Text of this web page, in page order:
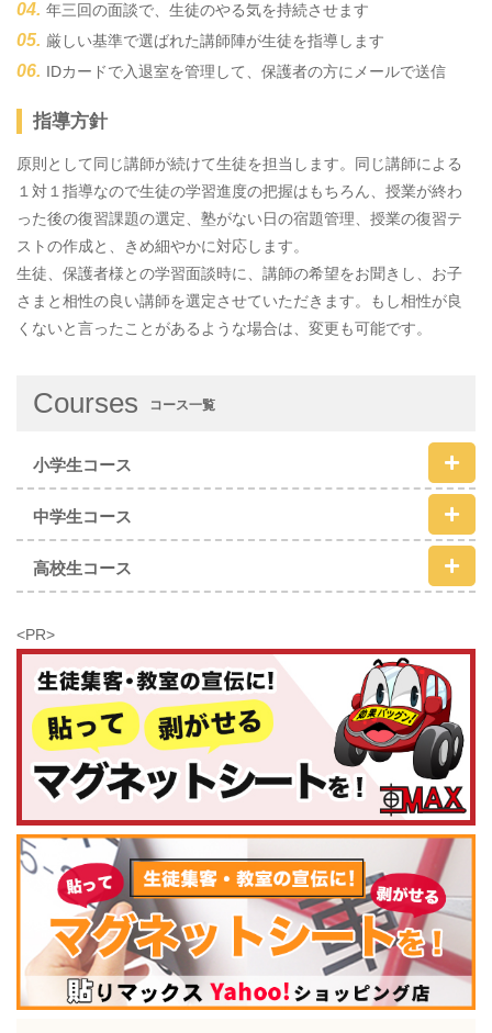
年三回の面談で、生徒のやる気を持続させます
厳しい基準で選ばれた講師陣が生徒を指導します
IDカードで入退室を管理して、保護者の方にメールで送信
指導方針
原則として同じ講師が続けて生徒を担当します。同じ講師による
１対１指導なので生徒の学習進度の把握はもちろん、授業が終わ
った後の復習課題の選定、塾がない日の宿題管理、授業の復習テ
ストの作成と、きめ細やかに対応します。
生徒、保護者様との学習面談時に、講師の希望をお聞きし、お子
さまと相性の良い講師を選定させていただきます。もし相性が良
くないと言ったことがあるような場合は、変更も可能です。
Courses コース一覧
小学生コース
中学生コース
高校生コース
<PR>